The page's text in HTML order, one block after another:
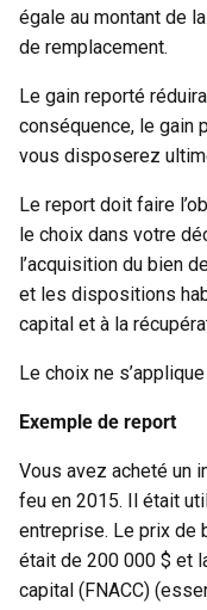
égale au montant de
de remplacement.
Le gain reporté
conséquence, le gain
vous disposerez
Le report doit faire
le choix dans votre
l’acquisition du bien
et les dispositions
capital et à la
Le choix ne
Exemple de report
Vous avez acheté un
feu en 2015. Il était
entreprise. Le prix de
était de 200 000 $ et
capital (FNACC)